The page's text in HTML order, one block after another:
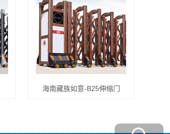
海南藏族如意-B25伸缩门